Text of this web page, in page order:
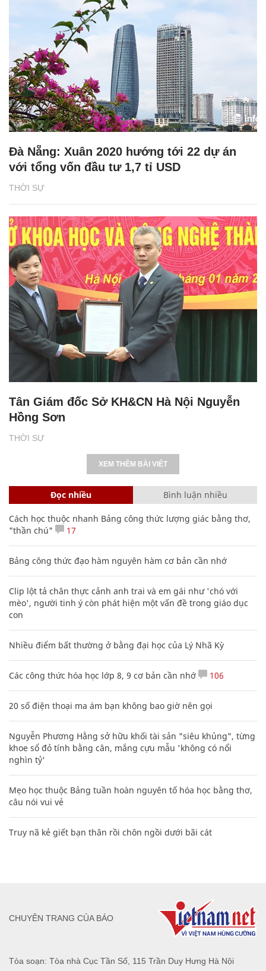
THỜI SỰ
Đà Nẵng: Xuân 2020 hướng tới 22 dự án
với tổng vốn đầu tư 1,7 tỉ USD
THỜI SỰ
Tân Giám đốc Sở KH&CN Hà Nội Nguyễn
Hồng Sơn
XEM THÊM BÀI VIẾT
Đọc nhiều Bình luận nhiều
Cách học thuộc nhanh Bảng công thức lượng giác bằng thơ,
"thần chú"
17
Bảng công thức đạo hàm nguyên hàm cơ bản cần nhớ
Clip lột tả chân thực cảnh anh trai và em gái như 'chó với
mèo', người tinh ý còn phát hiện một vấn đề trong giáo dục
con
Nhiều điểm bất thường ở bằng đại học của Lý Nhã Kỳ
Các công thức hóa học lớp 8, 9 cơ bản cần nhớ 106
20 số điện thoại ma ám bạn không bao giờ nên gọi
Nguyễn Phương Hằng sở hữu khối tài sản "siêu khủng", từng
khoe sổ đỏ tính bằng cân, mắng cựu mẫu 'không có nổi
nghìn tỷ'
Mẹo học thuộc Bảng tuần hoàn nguyên tố hóa học bằng thơ,
câu nói vui vẻ
Truy nã kẻ giết bạn thân rồi chôn ngồi dưới bãi cát
Tòa soạn: Tòa nhà Cục Tần Số, 115 Trần Duy Hưng Hà Nội
CHUYÊN TRANG CỦA BÁO